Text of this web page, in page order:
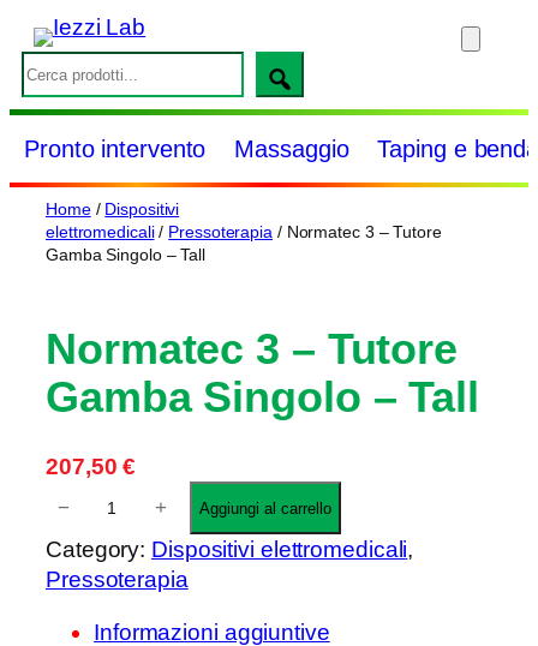
Vai
al
contenuto
S
e
r
c
Pronto intervento Massaggio Taping e
Home/ Dispositivi
elettromedicali/ Pressoterapia/ Normatec 3 – Tutore
Gamba Singolo – Tall
Normatec 3 – Tutore
Gamba Singolo – Tall
207,50€
r
m
− + Aggiungi al carrello
Category: Dispositivi elettromedicali
Pressoterapia
Informazioni aggiuntive